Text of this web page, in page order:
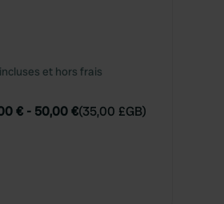
et hors frais
€ - 50,00 €(35,00 £GB)